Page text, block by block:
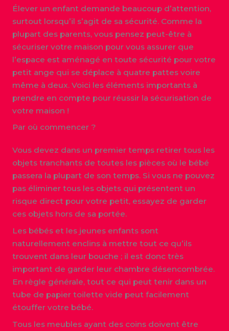
Élever un enfant demande beaucoup d’attention,
surtout lorsqu’il s’agit de sa sécurité. Comme la
plupart des parents, vous pensez peut-être à
sécuriser votre maison pour vous assurer que
l’espace est aménagé en toute sécurité pour votre
petit ange qui se déplace à quatre pattes voire
même à deux. Voici les éléments importants à
prendre en compte pour réussir la sécurisation de
votre maison !
Par où commencer ?
Vous devez dans un premier temps retirer tous les
objets tranchants de toutes les pièces où le bébé
passera la plupart de son temps. Si vous ne pouvez
pas éliminer tous les objets qui présentent un
risque direct pour votre petit, essayez de garder
ces objets hors de sa portée.
Les bébés et les jeunes enfants sont
naturellement enclins à mettre tout ce qu’ils
trouvent dans leur bouche ; il est donc très
important de garder leur chambre désencombrée.
En règle générale, tout ce qui peut tenir dans un
tube de papier toilette vide peut facilement
étouffer votre bébé.
Tous les meubles ayant des coins doivent être